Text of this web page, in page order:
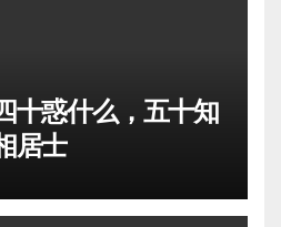
十惑什么，五十知
居士